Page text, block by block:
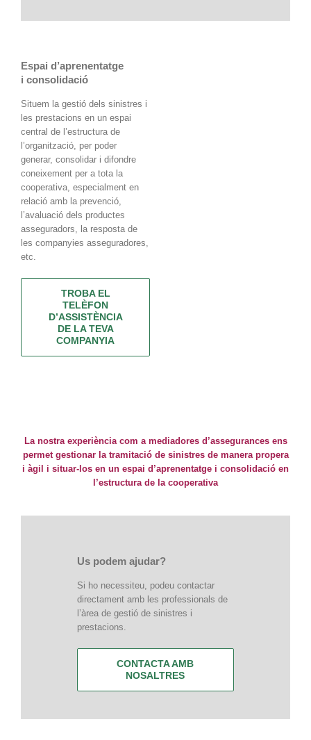
Espai d’aprenentatge
i consolidació
Situem a gestió dels sinistres i
les prestacions en un espai
central de l’estructura de
l’organització, per poder
generar, consolidar i difondre
coneixement per a tota la
cooperativa, especialment en
relació amb la prevenció,
l’avaluació dels productes
asseguradors, la resposta de
les companyies asseguradores,
etc.
TROBA EL
TELÈFON
D’ASSISTÈNCIA
DE LA TEVA
COMPANYIA
La nostra experiència com a mediadores d’assegurances ens
permet gestionar la tramitació de sinistres de manera propera
i àgil i situar-los en un espai d’aprenentatge i consolidació en
l’estructura de la cooperativa
Us podem ajudar?
Si ho necessiteu, podeu contactar
directament amb les professionals de
l’àrea de gestió de sinistres i
prestacions.
CONTACTA AMB
NOSALTRES